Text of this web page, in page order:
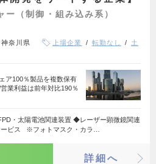
ー（制御・組み込み系）
神奈川県 上場企業 転勤なし
土
ア100％製品を複数保有
業利益は前年対比190％
・太陽電池関連装置 ◆レーザー顕微鏡関連
ービス ※フォトマスク・カラ…
詳細へ